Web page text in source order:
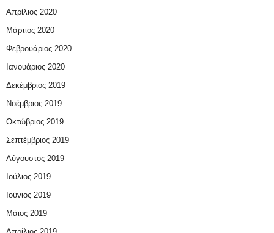
Απρίλιος 2020
Μάρτιος 2020
Φεβρουάριος 2020
Ιανουάριος 2020
Δεκέμβριος 2019
Νοέμβριος 2019
Οκτώβριος 2019
Σεπτέμβριος 2019
Αύγουστος 2019
Ιούλιος 2019
Ιούνιος 2019
Μάιος 2019